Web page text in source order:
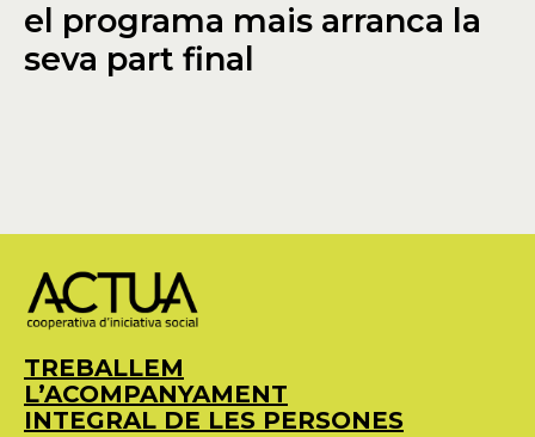
el programa mais arranca la
seva part final
TREBALLEM
L’ACOMPANYAMENT
INTEGRAL DE LES PERSONES